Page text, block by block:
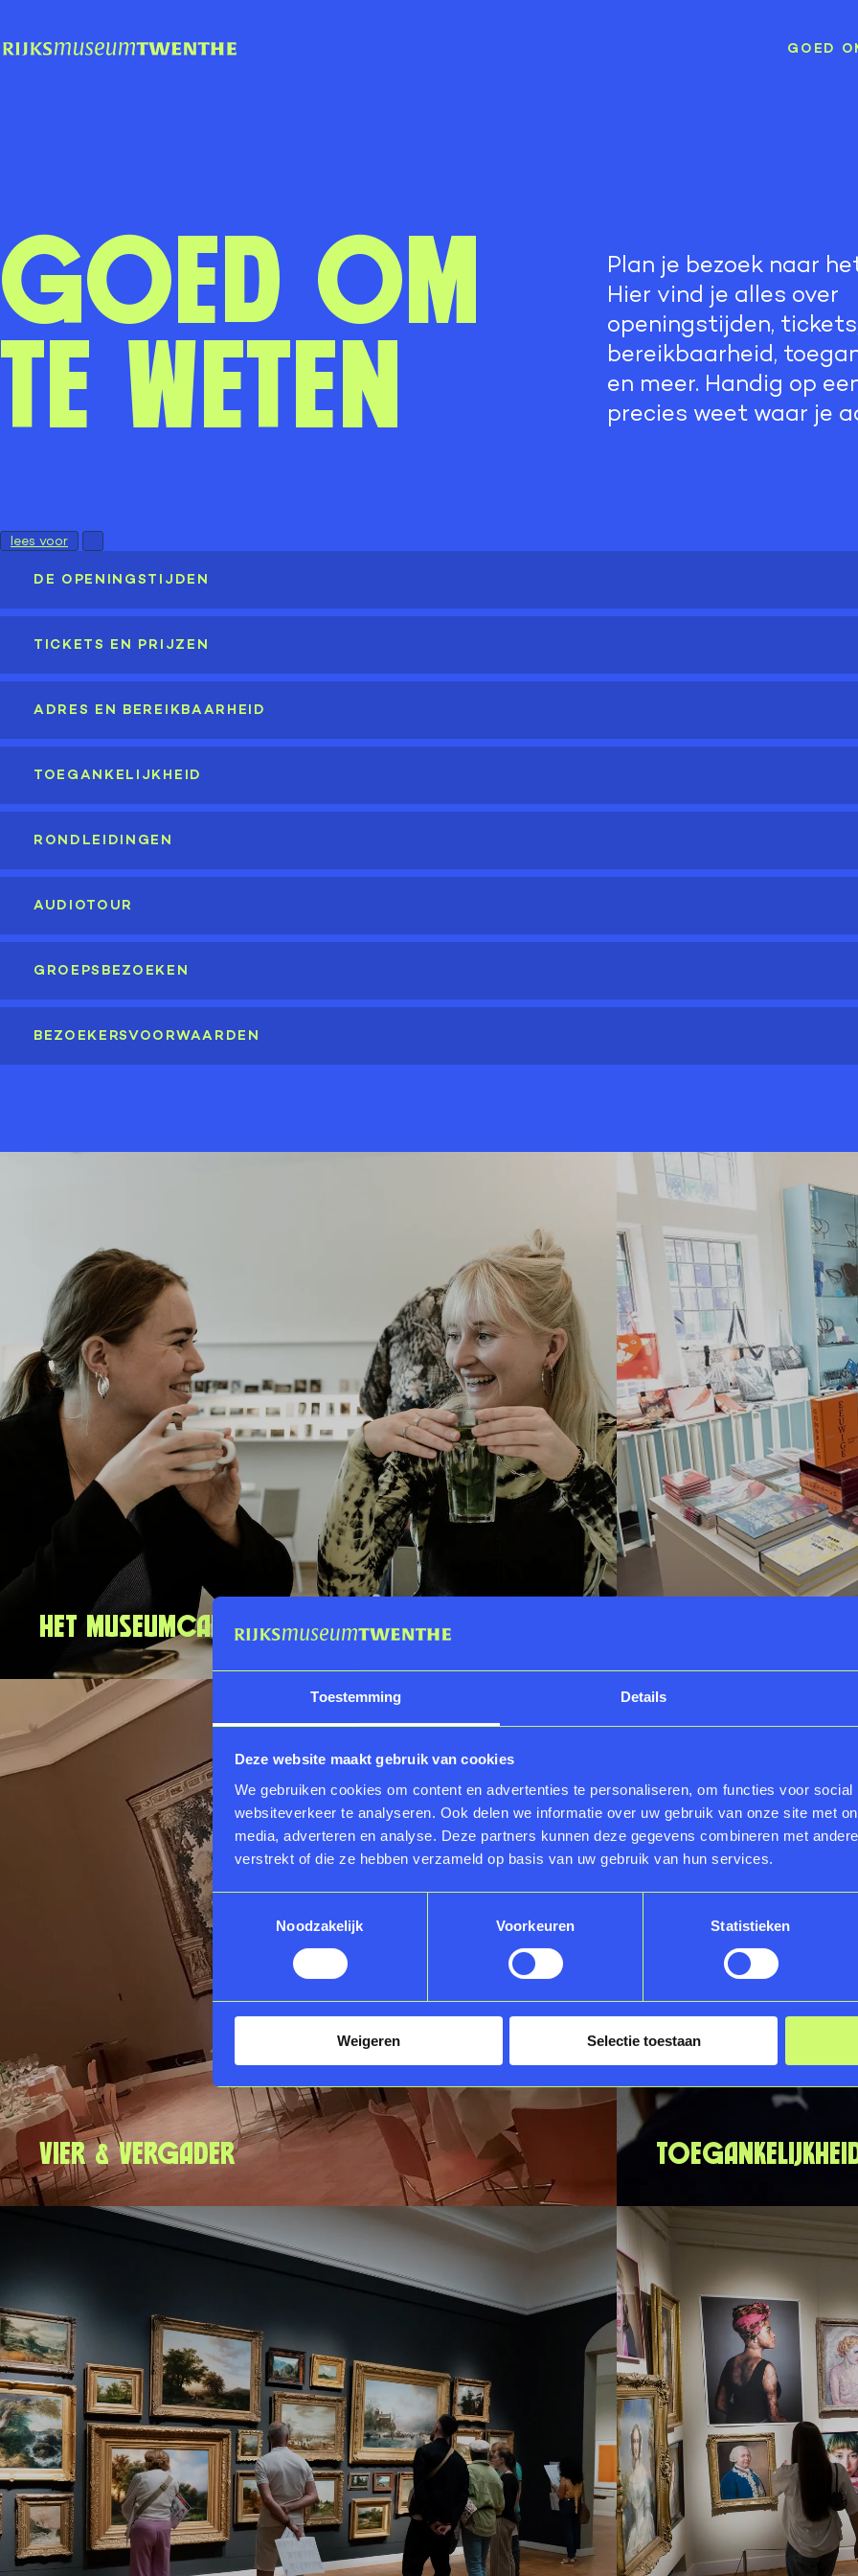
Toestemming Details
Deze website maakt gebruik van cookies
We gebruiken cookies om content en advertenties te personaliseren, om functies voor
websiteverkeer te analyseren. Ook delen we informatie over uw gebruik van onze site met
media, adverteren en analyse. Deze partners kunnen deze gegevens combineren met
verstrekt of die ze hebben verzameld op basis van uw gebruik van hun services.
Toestemmingsselectie
Noodzakelijk
Voorkeuren Statistieken
Weigeren Selectie toestaan
GOED
Goed om
te weten
Plan je bezoek naar
Hier vind je alles over
openingstijden,
bereikbaarheid,
en meer. Handig op
precies weet waar je
lees voor
DE OPENINGSTIJDEN
TICKETS EN PRIJZEN
ADRES EN BEREIKBAARHEID
TOEGANKELIJKHEID
RONDLEIDINGEN
AUDIOTOUR
GROEPSBEZOEKEN
BEZOEKERSVOORWAARDEN
Het Museumcafé
Vier & Vergader